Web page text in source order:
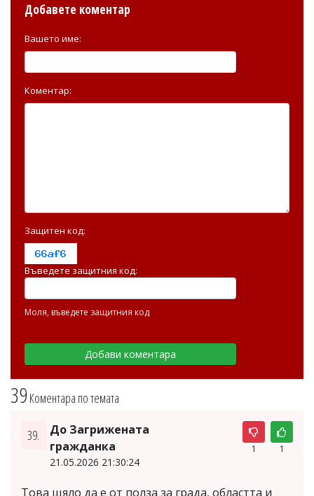
39Коментара по темата
39.
До Загрижената
гражданка
21.05.2026 21:30:24
1 1
Това щяло да е от полза за града, областта и
Добавете коментар
Вашето име:
Коментар:
Защитен код:
Въведете защитния код:
Моля, въведете защитния код